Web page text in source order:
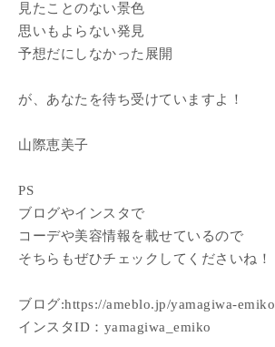
見たことのない景色
思いもよらない発見
予想だにしなかった展開
が、あなたを待ち受けていますよ！
山際恵美子
PS
ブログやインスタで
コーデや美容情報を載せているので
そちらもぜひチェックしてくださいね！
ブログ:https://ameblo.jp/yamagiwa-emiko
インスタID：yamagiwa_emiko